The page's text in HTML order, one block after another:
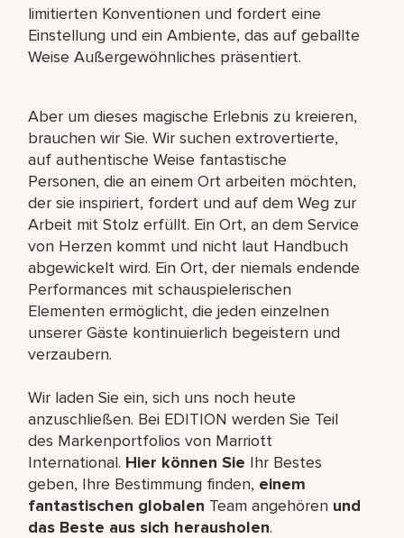
limitierten Konventionen und fordert eine
Einstellung und ein Ambiente, das auf geballte
Weise Außergewöhnliches präsentiert.
Aber um dieses magische Erlebnis zu kreieren,
brauchen wir Sie. Wir suchen extrovertierte,
auf authentische Weise fantastische
Personen, die an einem Ort arbeiten möchten,
der sie inspiriert, fordert und auf dem Weg zur
Arbeit mit Stolz erfüllt. Ein Ort, an dem Service
von Herzen kommt und nicht laut Handbuch
abgewickelt wird. Ein Ort, der niemals endende
Performances mit schauspielerischen
Elementen ermöglicht, die jeden einzelnen
unserer Gäste kontinuierlich begeistern und
verzaubern.
Wir laden Sie ein, sich uns noch heute
anzuschließen. Bei EDITION werden Sie Teil
des Markenportfolios von Marriott
International. Hier können Sie Ihr Bestes
geben, Ihre Bestimmung finden, einem
fantastischen globalen Team angehören und
das Beste aus sich herausholen.